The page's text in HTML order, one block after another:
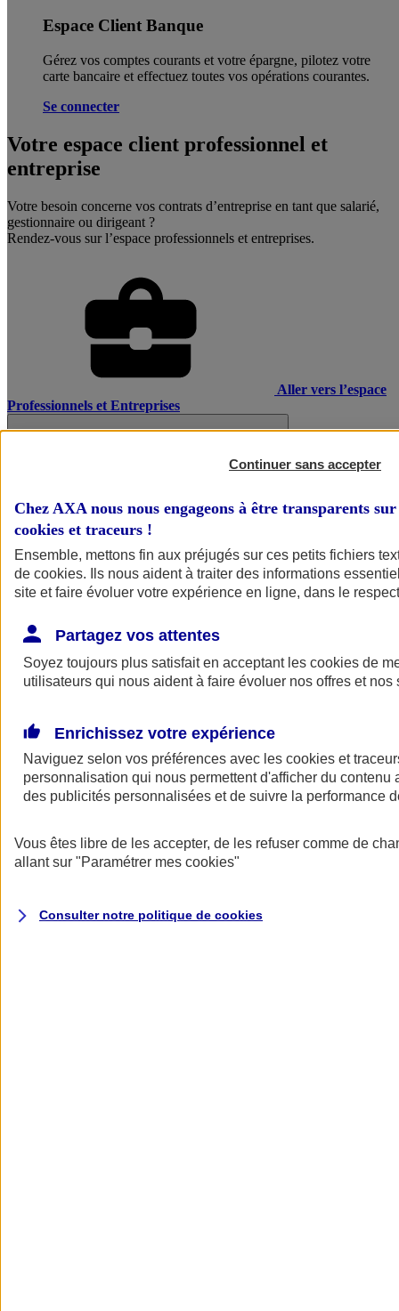
Espace Client Banque
Gérez vos comptes courants et votre épargne, pilotez votre
carte bancaire et effectuez toutes vos opérations courantes.
Se connecter
Votre espace client professionnel et
entreprise
Votre besoin concerne vos contrats d’entreprise en tant que salarié,
gestionnaire ou dirigeant ?
Rendez-vous sur l’espace professionnels et entreprises.
Aller vers l’espace
Professionnels et Entreprises
AXA Assurance
Continuer sans accepter
Chez AXA nous nous engageons à être transparents
cookies et traceurs !
Ensemble, mettons fin aux préjugés sur ces petits fichiers
de cookies. Ils nous aident à traiter des informations
site et faire évoluer votre expérience en ligne, dans le
Partagez vos attentes
Soyez toujours plus satisfait en acceptant les cookies de
utilisateurs qui nous aident à faire évoluer nos offres et nos
Enrichissez votre expérience
Naviguez selon vos préférences avec les cookies et
personnalisation qui nous permettent d'afficher du contenu
des publicités personnalisées et de suivre la performance
Vous êtes libre de les accepter, de les refuser comme de
allant sur "Paramétrer mes cookies"
Consulter notre politique de cookies